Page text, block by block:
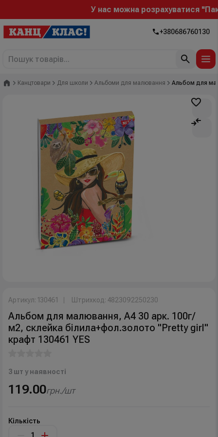
У нас можна розрахуватися
+380686760130
Головна
Канцтовари Для школи Альбоми для малювання Альбом для
Артикул: 130461 Штрихкод: 4823092250230
Альбом для малювання, А4 30 арк. 100г/
м2, склейка білила+фол.золото "Pretty girl"
крафт 130461 YES
3 шт у наявності
119.00грн./шт
Кількість